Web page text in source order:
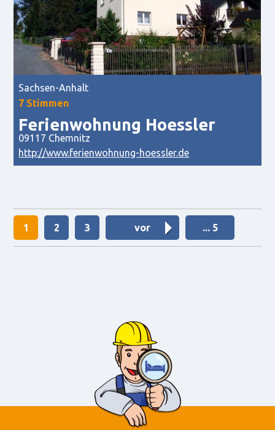
Sachsen-Anhalt
7 Stimmen
Ferienwohnung Hoessler
09117 Chemnitz
http://www.ferienwohnung-hoessler.de
1 2 3 vor ... 5